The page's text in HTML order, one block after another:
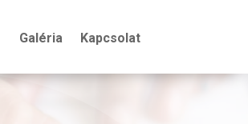
Galéria Kapcsolat